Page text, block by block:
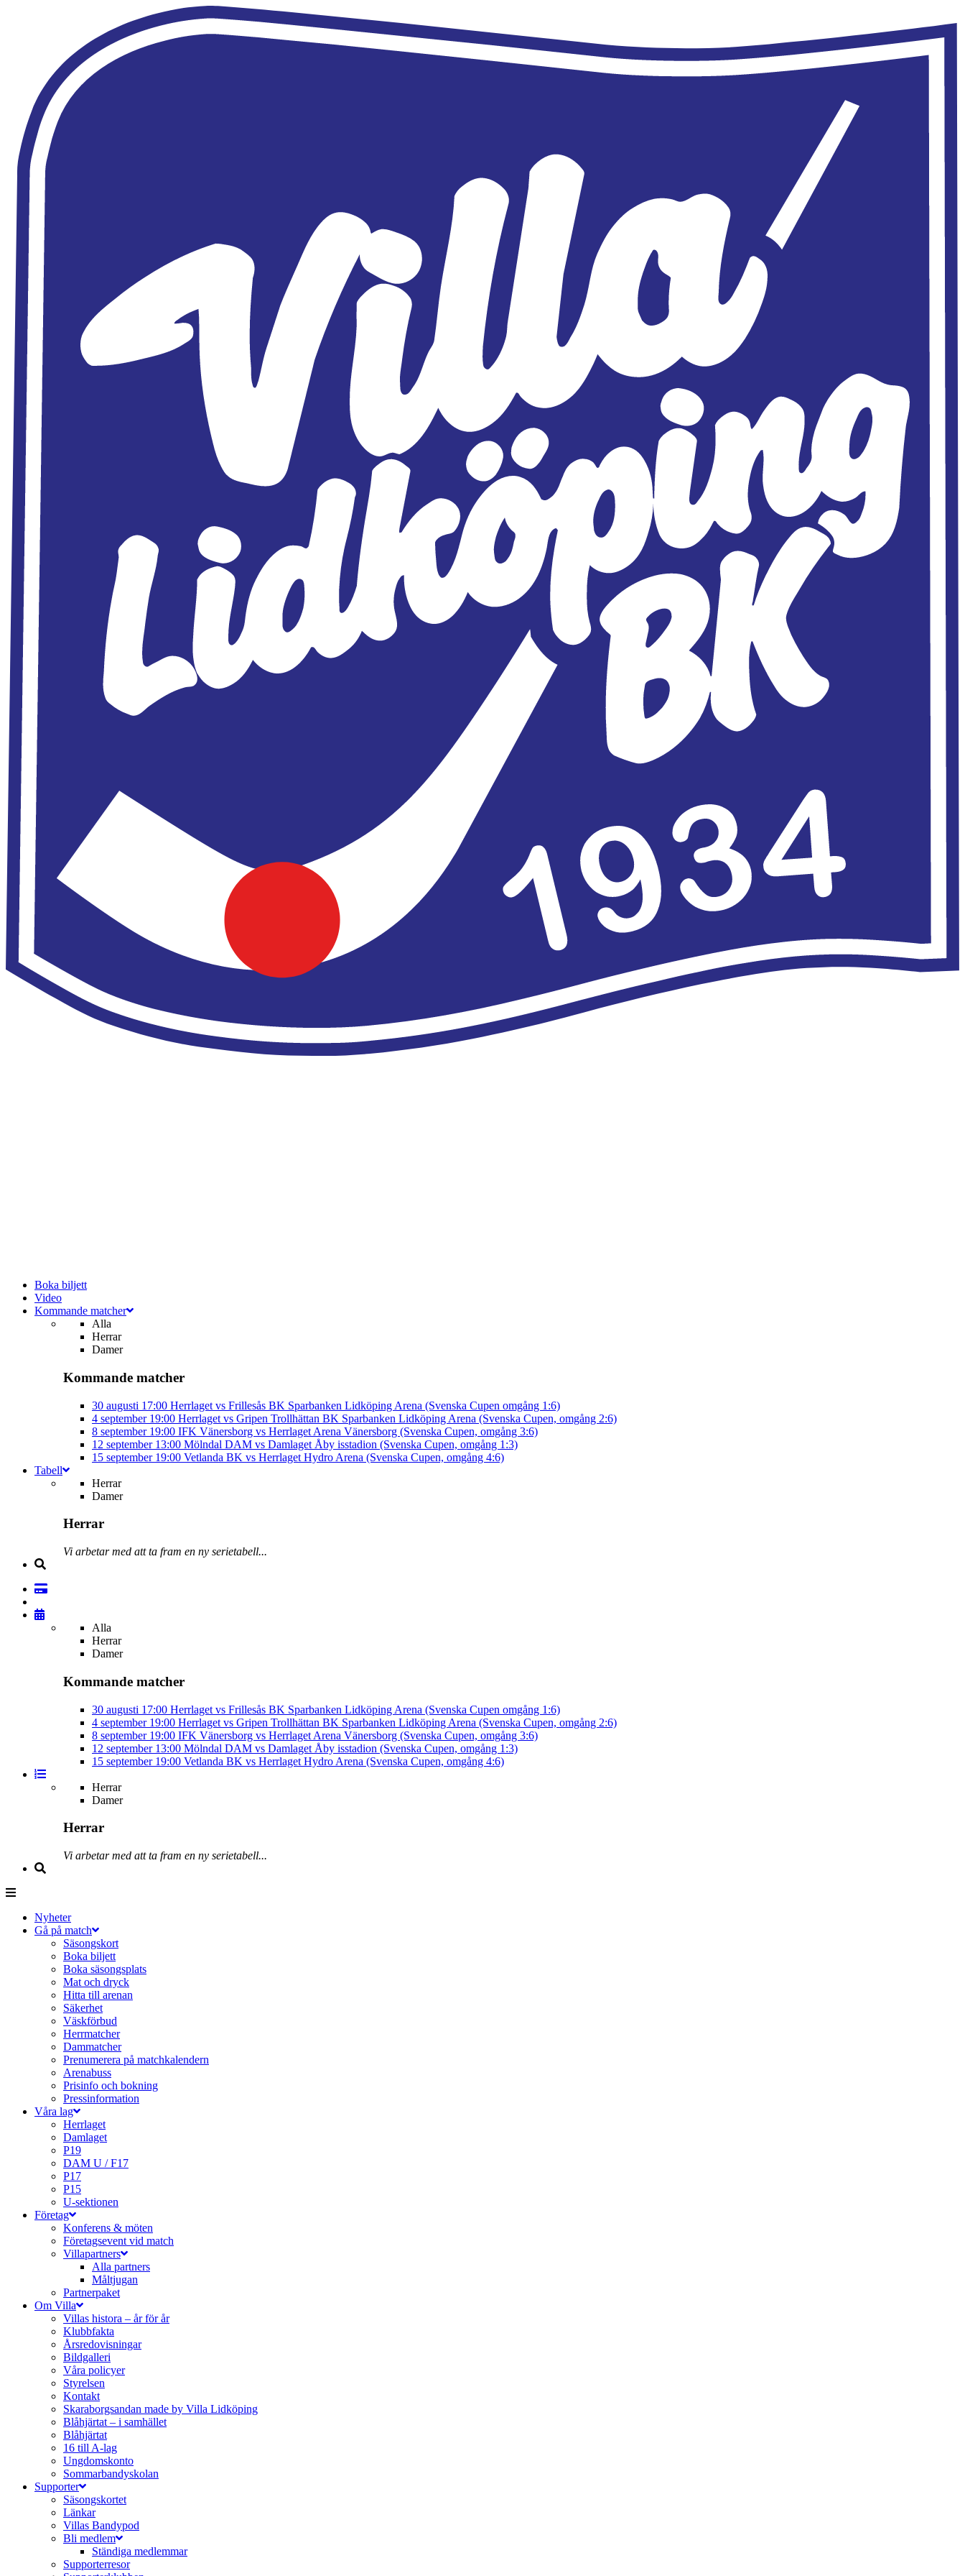
Boka biljett
Video
Kommande matcher
Alla
Herrar
Damer
Kommande matcher
30 augusti 17:00 Herrlaget vs Frillesås BK Sparbanken Lidköping Arena (Svenska Cupen omgång 1:6)
4 september 19:00 Herrlaget vs Gripen Trollhättan BK Sparbanken Lidköping Arena (Svenska Cupen, omgång 2:6)
8 september 19:00 IFK Vänersborg vs Herrlaget Arena Vänersborg (Svenska Cupen, omgång 3:6)
12 september 13:00 Mölndal DAM vs Damlaget Åby isstadion (Svenska Cupen, omgång 1:3)
15 september 19:00 Vetlanda BK vs Herrlaget Hydro Arena (Svenska Cupen, omgång 4:6)
Tabell
Herrar
Damer
Herrar
Vi arbetar med att ta fram en ny serietabell...
Alla
Herrar
Damer
Kommande matcher
30 augusti 17:00 Herrlaget vs Frillesås BK Sparbanken Lidköping Arena (Svenska Cupen omgång 1:6)
4 september 19:00 Herrlaget vs Gripen Trollhättan BK Sparbanken Lidköping Arena (Svenska Cupen, omgång 2:6)
8 september 19:00 IFK Vänersborg vs Herrlaget Arena Vänersborg (Svenska Cupen, omgång 3:6)
12 september 13:00 Mölndal DAM vs Damlaget Åby isstadion (Svenska Cupen, omgång 1:3)
15 september 19:00 Vetlanda BK vs Herrlaget Hydro Arena (Svenska Cupen, omgång 4:6)
Herrar
Damer
Herrar
Vi arbetar med att ta fram en ny serietabell...
Nyheter
Gå på match
Säsongskort
Boka biljett
Boka säsongsplats
Mat och dryck
Hitta till arenan
Säkerhet
Väskförbud
Herrmatcher
Dammatcher
Prenumerera på matchkalendern
Arenabuss
Prisinfo och bokning
Pressinformation
Våra lag
Herrlaget
Damlaget
P19
DAM U / F17
P17
P15
U-sektionen
Företag
Konferens & möten
Företagsevent vid match
Villapartners
Alla partners
Måltjugan
Partnerpaket
Om Villa
Villas histora – år för år
Klubbfakta
Årsredovisningar
Bildgalleri
Våra policyer
Styrelsen
Kontakt
Skaraborgsandan made by Villa Lidköping
Blåhjärtat – i samhället
Blåhjärtat
16 till A-lag
Ungdomskonto
Sommarbandyskolan
Supporter
Säsongskortet
Länkar
Villas Bandypod
Bli medlem
Ständiga medlemmar
Supporterresor